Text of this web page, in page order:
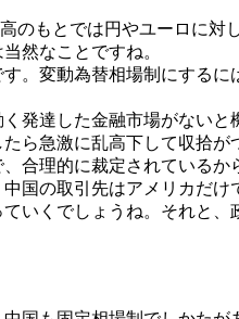
もとでは円やユーロに対
然なことですね。
変動為替相場制にする
達した金融市場がない
ら急激に乱高下して収拾が
理的に裁定されているか
の取引先はアメリカだ
くでしょうね。それと